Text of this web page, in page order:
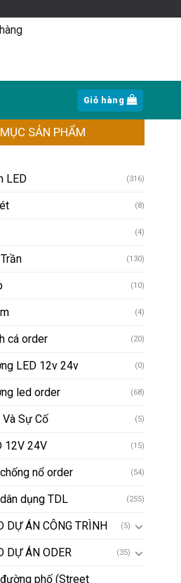
Giỏ hàng
SẢN PHẨM
LED (316)
(8)
(4)
(130)
(10)
(4)
cá order (20)
LED 12v 24v (0)
led order (68)
Sự Cố (5)
12V 24V (15)
nổ order (54)
dụng TDL (255)
DỰ ÁN CÔNG TRÌNH (5)
DỰ ÁN ODER (35)
phố (Street